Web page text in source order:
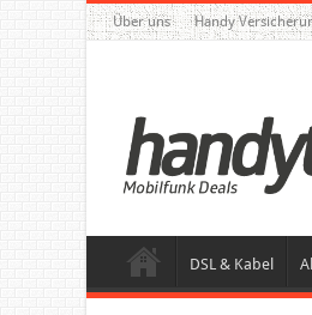
Über uns Handy
DSL & Kabel